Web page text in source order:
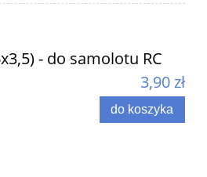
- do samolotu RC
3,90 zł
do koszyka